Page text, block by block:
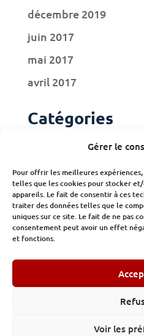
Gérer le
Pour offrir les meilleures
telles que les cookies pour stocker
appareils. Le fait de consentir à ces
traiter des données telles que le
uniques sur ce site. Le fait de ne pas
consentement peut avoir un effet
et fonctions.
Voir les
décembre 2019
juin 2017
mai 2017
avril 2017
Catégories
Publications
© Institut des Constructeurs et
Kléber Paris -Tel :